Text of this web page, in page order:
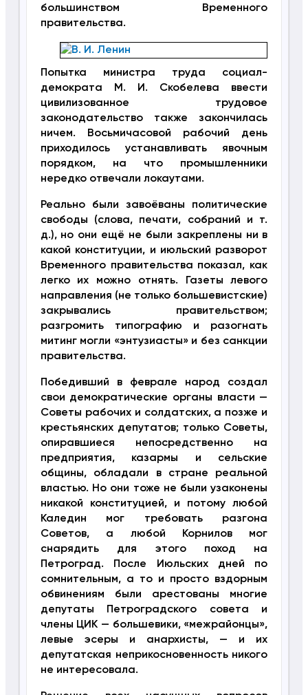
большинством Временного
правительства.
Попытка министра труда социал-
демократа М. И. Скобелева ввести
цивилизованное трудовое
законодательство также закончилась
ничем. Восьмичасовой рабочий день
приходилось устанавливать явочным
порядком, на что промышленники
нередко отвечали локаутами.
Реально были завоёваны политические
свободы (слова, печати, собраний и т.
д.), но они ещё не были закреплены ни в
какой конституции, и июльский разворот
Временного правительства показал, как
легко их можно отнять. Газеты левого
направления (не только большевистские)
закрывались правительством;
разгромить типографию и разогнать
митинг могли «энтузиасты» и без санкции
правительства.
Победивший в феврале народ создал
свои демократические органы власти —
Советы рабочих и солдатских, а позже и
крестьянских депутатов; только Советы,
опиравшиеся непосредственно на
предприятия, казармы и сельские
общины, обладали в стране реальной
властью. Но они тоже не были узаконены
никакой конституцией, и потому любой
Каледин мог требовать разгона
Советов, а любой Корнилов мог
снарядить для этого поход на
Петроград. После Июльских дней по
сомнительным, а то и просто вздорным
обвинениям были арестованы многие
депутаты Петроградского совета и
члены ЦИК — большевики, «межрайонцы»,
левые эсеры и анархисты, — и их
депутатская неприкосновенность никого
не интересовала.